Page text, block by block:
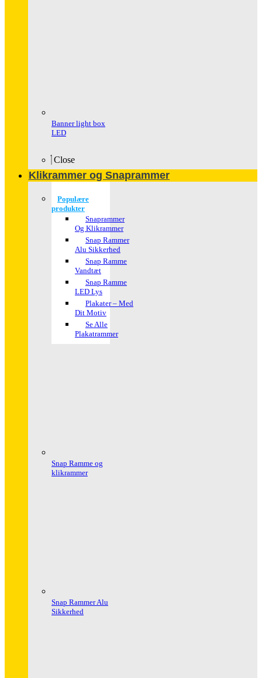
Banner light box
LED
Close
Klikrammer og Snaprammer
Populære
produkter
Snaprammer
Og Klikrammer
Snap Rammer
Alu Sikkerhed
Snap Ramme
Vandtæt
Snap Ramme
LED Lys
Plakater – Med
Dit Motiv
Se Alle
Plakatrammer
Snap Ramme og
klikrammer
Snap Rammer Alu
Sikkerhed